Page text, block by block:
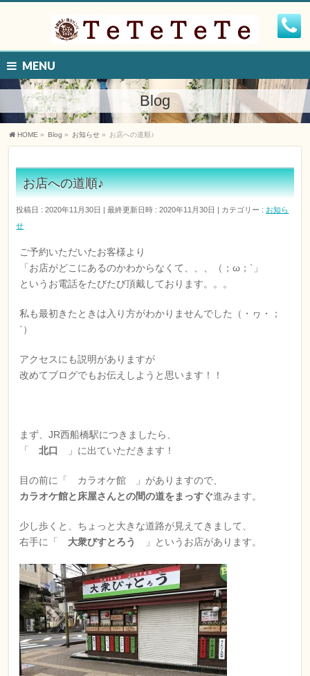
MENU
Blog
HOME » Blog » お知らせ » お店への道順♪
お店への道順♪
投稿日 : 2020年11月30日 最終更新日時 : 2020年11月30日 カテゴリー : お知ら
せ
ご予約いただいたお客様より
「お店がどこにあるのかわからなくて、、、（；ω；`」
というお電話をたびたび頂戴しております。。。
私も最初きたときは入り方がわかりませんでした（・ヮ・；
`）
アクセスにも説明がありますが
改めてブログでもお伝えしようと思います！！
まず、JR西船橋駅につきましたら、
「北口 」に出ていただきます！
目の前に「 カラオケ館 」がありますので、
カラオケ館と床屋さんとの間の道をまっすぐ進みます。
少し歩くと、ちょっと大きな道路が見えてきまして、
右手に「 大衆びすとろう 」というお店があります。